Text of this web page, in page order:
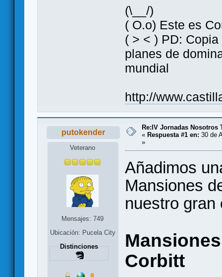
(\__/)
( O.o) Este es
( > < ) PD:
planes de
mundial
http://
putokender
Veterano
Mensajes: 749
Ubicación: Pucela City
Distinciones
Re:IV Jornadas Nosotros
« Respuesta #1 en: 30 de
»
Añadimos
Mansiones
nuestro
Corbitt